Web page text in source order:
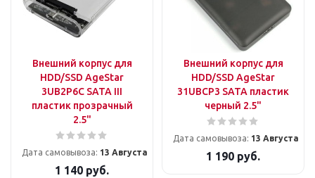
Внешний корпус для
HDD/SSD AgeStar
3UB2P6C SATA III
пластик прозрачный
2.5"
Дата самовывоза: 13 Августа
1 140 руб.
Внешний корпус для
HDD/SSD AgeStar
31UBCP3 SATA пластик
черный 2.5"
Дата самовывоза: 13 Августа
1 190 руб.